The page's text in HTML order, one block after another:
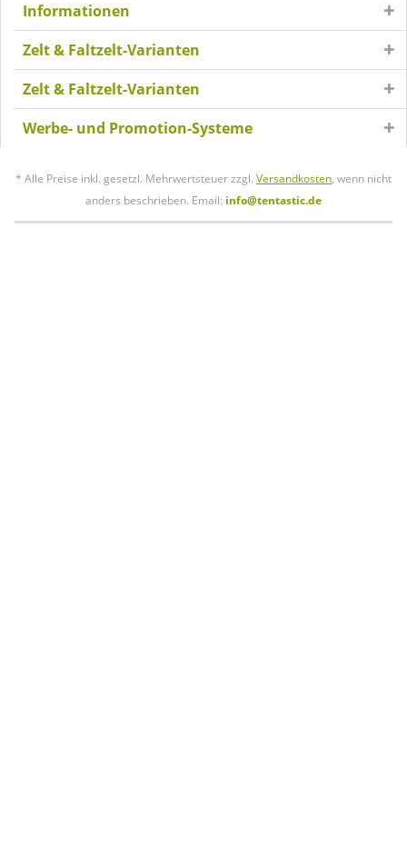
Informationen
Zelt & Faltzelt-Varianten
Zelt & Faltzelt-Varianten
Werbe- und Promotion-Systeme
* Alle Preise inkl. gesetzl. Mehrwertsteuer zzgl. Versandkosten, wenn nicht
anders beschrieben. Email: info@tentastic.de